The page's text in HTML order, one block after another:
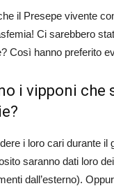
il Presepe vivente
Ci sarebbero
Così hanno preferito
i vipponi che
i loro cari durante
saranno dati loro
dall’esterno).